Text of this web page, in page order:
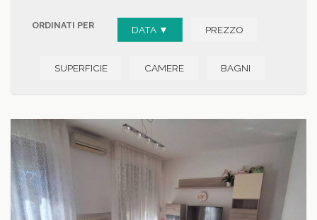
ORDINATI PER DATA ▼ PREZZO
SUPERFICIE CAMERE BAGNI